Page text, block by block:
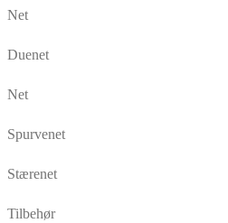
Net
Duenet
Net
Spurvenet
Stærenet
Tilbehør